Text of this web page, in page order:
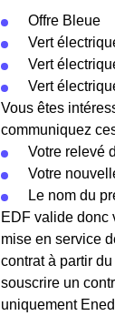
Offre Bleue
Vert
Vert
Vert
Vous êtes
communiquez
Votre relevé
Votre
Le nom du
EDF valide donc
mise en service
contrat à partir
souscrire un
uniquement